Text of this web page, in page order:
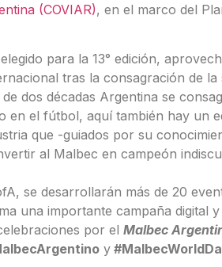
(COVIAR), en el marco del
para la 13° edición,
tras la consagración de
dos décadas Argentina se
en el fútbol, aquí también hay un
que -guiados por su
al Malbec en campeón
se desarrollarán más de 20
una importante campaña digital
por el Malbec
y